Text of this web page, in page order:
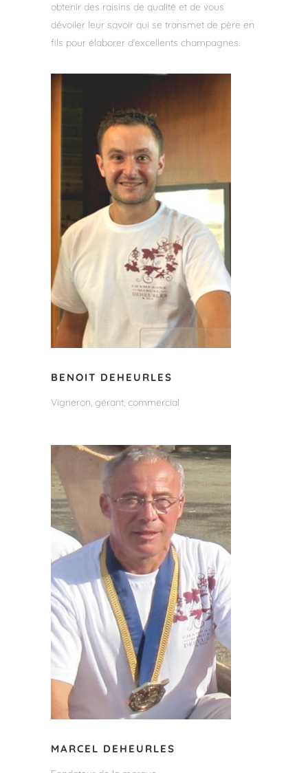
obtenir des raisins de qualité et de vous
dévoiler leur savoir qui se transmet de père en
fils pour élaborer d’excellents champagnes.
BENOIT DEHEURLES
Vigneron, gérant, commercial
MARCEL DEHEURLES